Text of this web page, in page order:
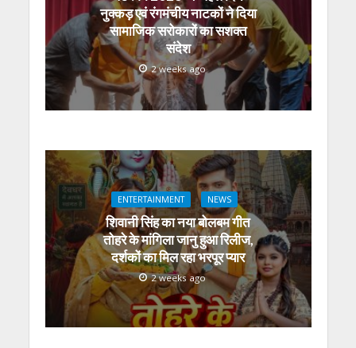
नुक्कड़ एवं रंगमंचीय नाटकों ने दिया
सामाजिक सरोकारों का सशक्त
संदेश
2 weeks ago
ENTERTAINMENT NEWS
शिवानी सिंह का नया बोलबम गीत
तोहरे के मांगिला जानु हुआ रिलीज,
दर्शकों का मिल रहा भरपूर प्यार
2 weeks ago